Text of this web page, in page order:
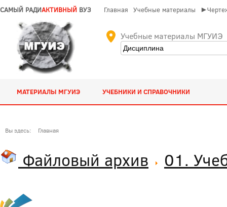
САМЫЙ РАДИАКТИВНЫЙ ВУЗ Главная Учебные материалы
Учебные материалы МГУИЭ
МАТЕРИАЛЫ МГУИЭ УЧЕБНИКИ И СПРАВОЧНИКИ
Вы здесь: Главная
Файловый архив 01.